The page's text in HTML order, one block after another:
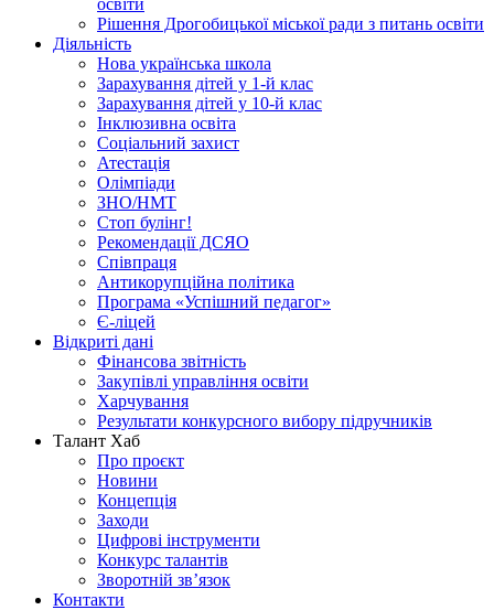
освіти
Рішення Дрогобицької міської ради з питань освіти
Діяльність
Нова українська школа
Зарахування дітей у 1-й клас
Зарахування дітей у 10-й клас
Інклюзивна освіта
Соціальний захист
Атестація
Олімпіади
ЗНО/НМТ
Стоп булінг!
Рекомендації ДСЯО
Співпраця
Антикорупційна політика
Програма «Успішний педагог»
Є-ліцей
Відкриті дані
Фінансова звітність
Закупівлі управління освіти
Харчування
Результати конкурсного вибору підручників
Талант Хаб
Про проєкт
Новини
Концепція
Заходи
Цифрові інструменти
Конкурс талантів
Зворотній зв’язок
Контакти